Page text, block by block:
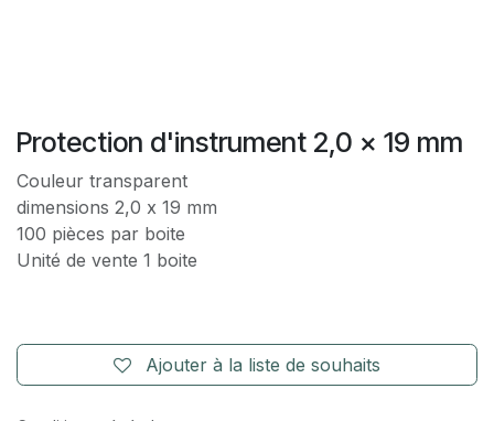
Protection d'instrument 2,0 x 19 mm
Couleur transparent
dimensions 2,0 x 19 mm
100 pièces par boite
Unité de vente 1 boite
Ajouter à la liste de souhaits